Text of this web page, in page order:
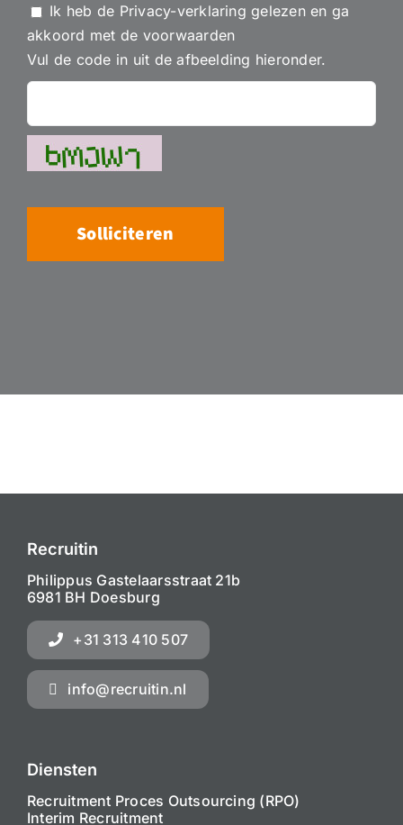
Ik heb de Privacy-verklaring gelezen en ga
akkoord met de voorwaarden
Vul de code in uit de afbeelding hieronder.
Recruitin
Philippus Gastelaarsstraat 21b
6981 BH Doesburg
+31 313 410 507
info@recruitin.nl
Diensten
Recruitment Proces Outsourcing (RPO)
Interim Recruitment